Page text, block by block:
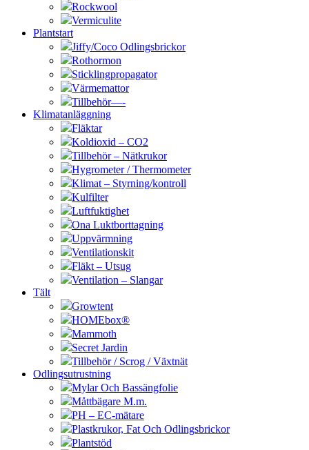
Rockwool
Vermiculite
Plantstart
Jiffy/Coco Odlingsbrickor
Rothormon
Sticklingpropagator
Värmemattor
Tillbehör—-
Klimatanläggning
Fläktar
Koldioxid – CO2
Tillbehör – Nätkrukor
Hygrometer / Thermometer
Klimat – Styrning/kontroll
Kulfilter
Luftfuktighet
Ona Luktborttagning
Uppvärmning
Ventilationskit
Fläkt – Utsug
Ventilation – Slangar
Tält
Growtent
HOMEbox®
Mammoth
Secret Jardin
Tillbehör / Scrog / Växtnät
Odlingsutrustning
Mylar Och Bassängfolie
Måttbägare M.m.
PH – EC-mätare
Plastkrukor, Fat Och Odlingsbrickor
Plantstöd